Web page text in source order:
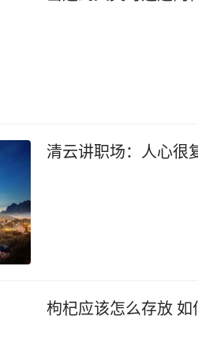
清云讲职场：人心很
枸杞应该怎么存放